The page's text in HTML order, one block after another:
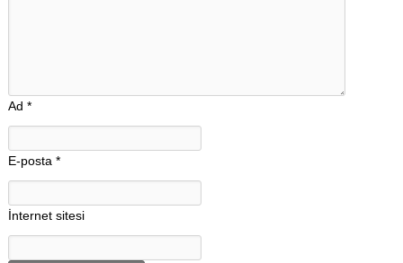
Ad *
E-posta *
İnternet sitesi